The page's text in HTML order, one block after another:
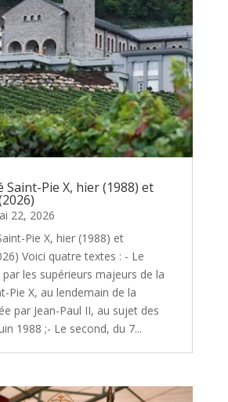
Saint-Pie X, hier (1988) et
22, 2026
Pie X, hier (1988) et
Voici quatre textes : - Le
les supérieurs majeurs de la
Pie X, au lendemain de la
par Jean-Paul II, au sujet des
1988 ;- Le second, du 7...